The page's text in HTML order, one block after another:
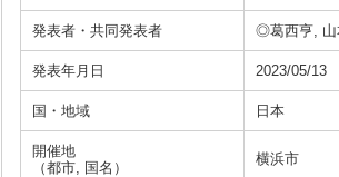
発表者・共同発表者 ◎葛西亨, 山
発表年月日 2023/05/13
国・地域 日本
開催地
（都市, 国名）
横浜市